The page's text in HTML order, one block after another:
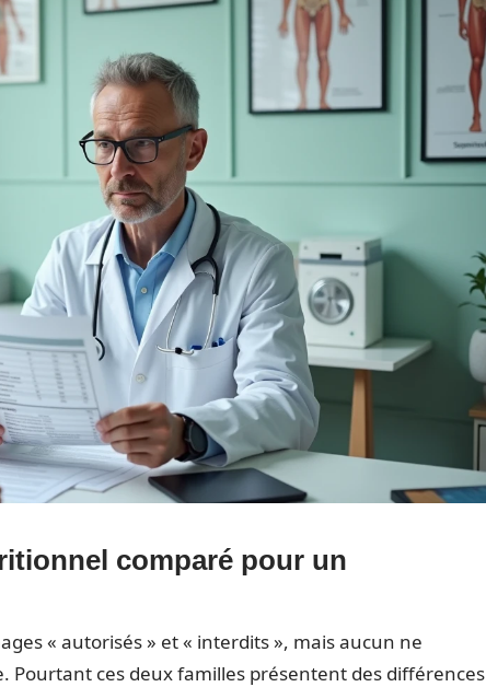
comparé pour un
« autorisés » et « interdits », mais aucun ne
Pourtant ces deux familles présentent des différences